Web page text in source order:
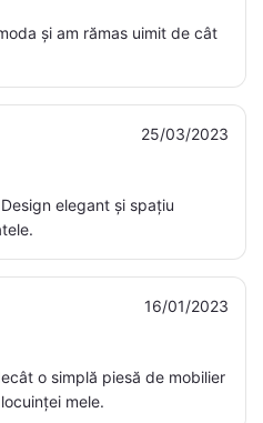
și am rămas uimit de cât
25/03/2023
elegant și spațiu
16/01/2023
o simplă piesă de mobilier
mele.